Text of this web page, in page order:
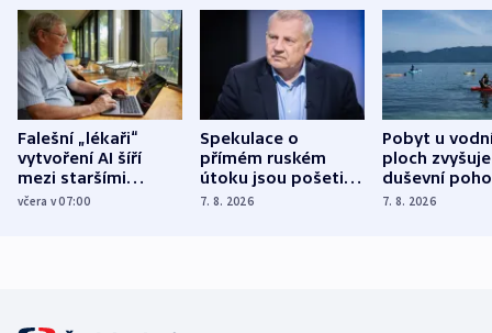
Falešní „lékaři“
vytvoření AI šíří
mezi staršími
Poláky nebezpečné
včera v 07:00
Spekulace o
přímém ruském
útoku jsou pošetilé,
míní estonský
7. 8. 2026
Pobyt u
ploch zvyšuje
duševní
ukázala
7. 8. 2026